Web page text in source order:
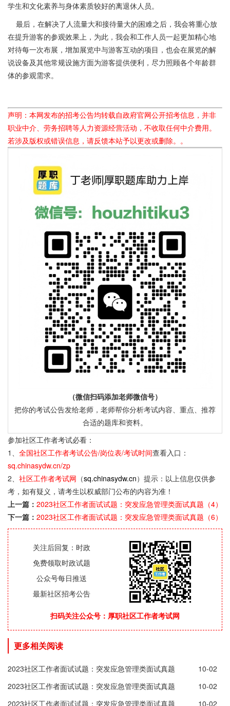
学生和文化素养与身体素质较好的离退休人员。
最后，在解决了人流量大和接待量大的困难之后，我会将重心放
在提升游客的参观效果上，为此，我会和工作人员一起更加精心地
对待每一次布展，增加展览中与游客互动的项目，也会在展览的解
说设备及其他常规设施方面为游客提供便利，尽力照顾各个年龄群
体的参观需求。
声明：本网发布的招考公告均转载自政府官网公开招考信息，并非
职业中介、劳务招聘等人力资源经营活动，不收取任何中介费用。
若涉及版权或错误信息，请反馈本站予以更改或删除。。
（微信扫码添加老师微信号）
把你的考试公告发给老师，老师帮你分析考试内容、重点、推荐
合适的题库和资料。
参加社区工作者考试必看：
1、 全国社区工作者考试公告/岗位表/考试时间查看入口：
sq.chinasydw.cn/zp
2、 社区工作者考试网 （sq.chinasydw.cn）提示：以上信息仅供参
考，如有疑义，请考生以权威部门公布的内容为准！
上一篇： 2023社区工作者面试试题：突发应急管理类面试真题（4）
下一篇： 2023社区工作者面试试题：突发应急管理类面试真题（6）
关注后回复：时政
免费领取时政试题
公众号每日推送
最新社区招考公告
扫码关注公众号：厚职社区工作者考试网
更多相关阅读
2023社区工作者面试试题：突发应急管理类面试真题
（10）
10-02
2023社区工作者面试试题：突发应急管理类面试真题
（9）
10-02
2023社区工作者面试试题：突发应急管理类面试真题
10-02